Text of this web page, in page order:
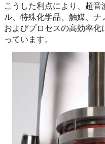
こうした利点により、超
ル、特殊化学品、触媒、ナ
およびプロセスの高効率
っています。